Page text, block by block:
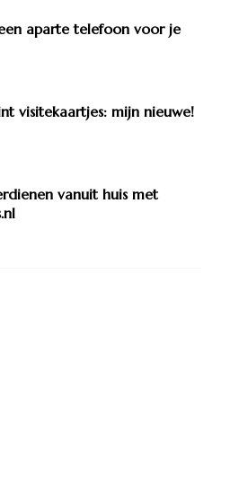
aparte telefoon voor je
visitekaartjes: mijn nieuwe!
vanuit huis met